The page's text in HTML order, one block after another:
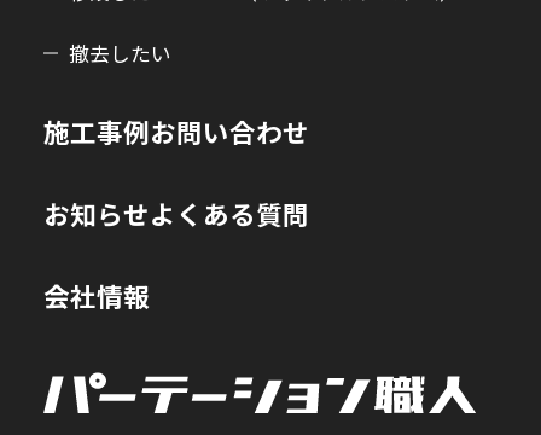
撤去したい
施工事例
お知らせ
会社情報
お問い合わせ
よくある質問